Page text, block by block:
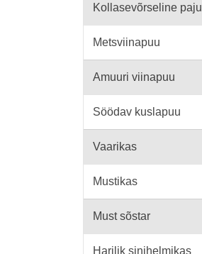
Kollasevõrseline paju
Metsviinapuu
Amuuri viinapuu
Söödav kuslapuu
Vaarikas
Mustikas
Must sõstar
Harilik sinihelmikas